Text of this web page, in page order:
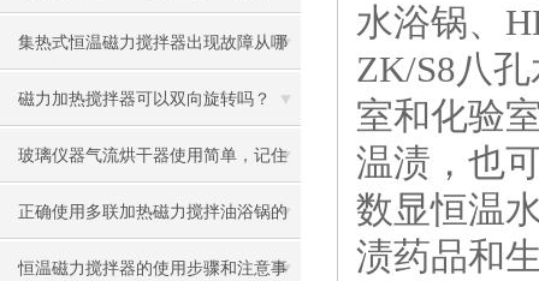
是要注意的呢？
集热式恒温磁力搅拌器出现故障从哪
几步分析？
磁力加热搅拌器可以双向旋转吗？
玻璃仪器气流烘干器使用简单，记住
这几点即可
正确使用多联加热磁力搅拌油浴锅的
注意事项
恒温磁力搅拌器的使用步骤和注意事
水浴锅、
ZK/S8八
室和化验
温渍，也
数显恒温
渍药品和